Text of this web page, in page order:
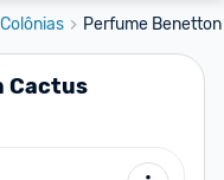
Perfume
Cactus